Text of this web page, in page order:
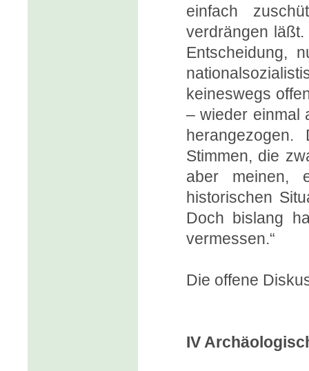
einfach
verdrängen
Entscheidung,
keineswegs
– wieder einmal
Stimmen, die
aber meinen,
historischen
Doch bislang
vermessen.“
Die offene
IV